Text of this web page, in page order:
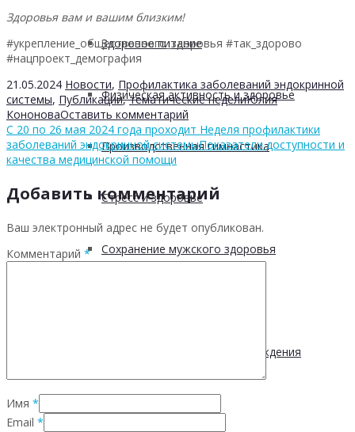
Здоровое питание
Физическая активность и здоровье
Производственная гимнастика
Стресс и здоровье
Сохранение мужского здоровья
Основы здоровья и предупреждения
Здоровья вам и вашим близким!
#укрепление_общественного_здоровья #так_здорово
#нацпроект_демография
21.05.2024 Новости, Профилактика заболеваний эндокринной
системы, Публикации,тематические неделиЮлия
КононоваОставить комментарий
C 20 по 26 мая 2024 года проходит Неделя профилактики
заболеваний эндокринной системыПоказатели доступности и
качества медицинской помощи
Добавить комментарий
Ваш электронный адрес не будет опубликован.
Комментарий *
Имя *
Email *